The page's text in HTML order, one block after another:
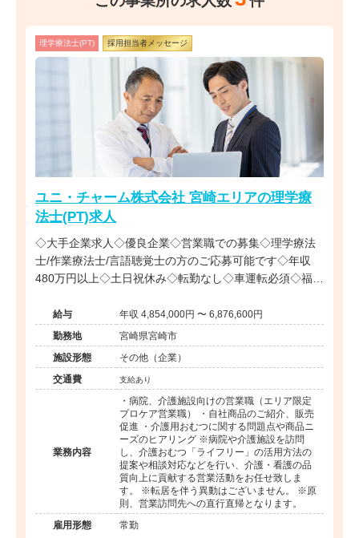
理学療法士(PT) 採用担当者メッセージ
ユニ・チャーム株式会社 宮崎エリアの理学療
法士(PT)求人
◇大手企業求人◇優良企業◇営業職での募集◇理学療法
士/作業療法士/言語聴覚士の方のご応募可能です◇年収
480万円以上◇土日祝休み◇転勤なし◇車運転必須◇福利
給与
年収 4,854,000円 〜 6,876,600円
勤務地
宮崎県宮崎市
施設形態
その他（企業）
交通費
支給あり
業務内容
・病院、介護施設向けの営業職（エリア限定
プロケア営業職） ・自社商品のご紹介、販売
促進 ・介護用おむつに関する問題点や商品ニ
ーズのヒアリング ※病院や介護施設を訪問
し、介護おむつ「ライフリー」の活用方法の
提案や相談対応などを行い、介護・看護の品
質向上に貢献する営業活動をお任せ致しま
す。 ※転居を伴う異動はございません。 ※原
則、営業訪問先への直行直帰となります。
雇用形態
常勤